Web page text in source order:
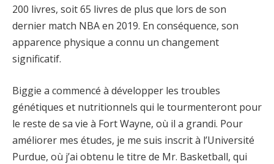
200 livres, soit 65 livres de plus que lors de son
dernier match NBA en 2019. En conséquence, son
apparence physique a connu un changement
significatif.
Biggie a commencé à développer les troubles
génétiques et nutritionnels qui le tourmenteront pour
le reste de sa vie à Fort Wayne, où il a grandi. Pour
améliorer mes études, je me suis inscrit à l’Université
Purdue, où j’ai obtenu le titre de Mr. Basketball, qui